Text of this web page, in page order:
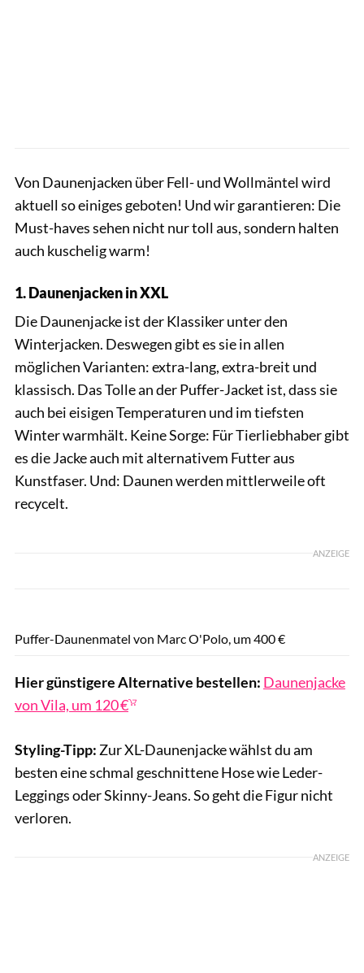
Von Daunenjacken über Fell- und Wollmäntel wird
aktuell so einiges geboten! Und wir garantieren: Die
Must-haves sehen nicht nur toll aus, sondern halten
auch kuschelig warm!
1. Daunenjacken in XXL
Die Daunenjacke ist der Klassiker unter den
Winterjacken. Deswegen gibt es sie in allen
möglichen Varianten: extra-lang, extra-breit und
klassisch. Das Tolle an der Puffer-Jacket ist, dass sie
auch bei eisigen Temperaturen und im tiefsten
Winter warmhält. Keine Sorge: Für Tierliebhaber gibt
es die Jacke auch mit alternativem Futter aus
Kunstfaser. Und: Daunen werden mittlerweile oft
recycelt.
ANZEIGE
Puffer-Daunenmatel von Marc O'Polo, um 400 €
Hier günstigere Alternative bestellen: Daunenjacke
von Vila, um 120 €
Styling-Tipp: Zur XL-Daunenjacke wählst du am
besten eine schmal geschnittene Hose wie Leder-
Leggings oder Skinny-Jeans. So geht die Figur nicht
verloren.
ANZEIGE